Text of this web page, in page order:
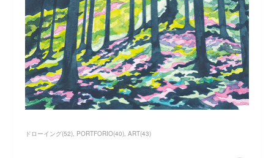
ドローイング(52) PORTFORIO(40) ART(43)